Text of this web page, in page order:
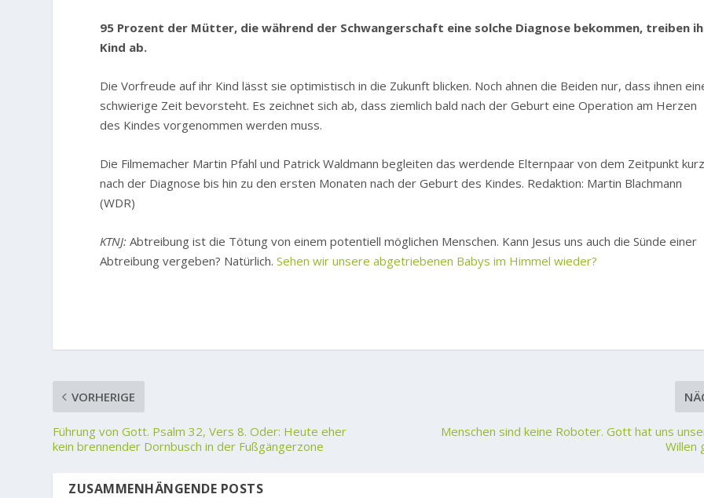
95 Prozent der Mütter, die während der Schwangerschaft eine solche Diagnose bekommen, treiben
Kind ab.
Die Vorfreude auf ihr Kind lässt sie optimistisch in die Zukunft blicken. Noch ahnen die Beiden nur, dass ihnen
schwierige Zeit bevorsteht. Es zeichnet sich ab, dass ziemlich bald nach der Geburt eine Operation am Herzen
des Kindes vorgenommen werden muss.
Die Filmemacher Martin Pfahl und Patrick Waldmann begleiten das werdende Elternpaar von dem Zeitpunkt kurz
nach der Diagnose bis hin zu den ersten Monaten nach der Geburt des Kindes. Redaktion: Martin Blachmann
(WDR)
KTNJ: Abtreibung ist die Tötung von einem potentiell möglichen Menschen. Kann Jesus uns auch die Sünde einer
Abtreibung vergeben? Natürlich.Sehen wir unsere abgetriebenen Babys im Himmel wieder?
VORHERIGE
Führung von Gott. Psalm 32, Vers 8. Oder: Heute eher
kein brennender Dornbusch in der Fußgängerzone
Menschen sind keine Roboter. Gott hat uns
Willen
ZUSAMMENHÄNGENDE POSTS